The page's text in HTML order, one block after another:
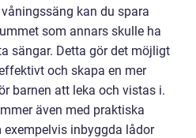
kan du spara
som annars skulle ha
sängar. Detta gör det möjligt
och skapa en mer
barnen att leka och vistas i.
även med praktiska
inbyggda lådor